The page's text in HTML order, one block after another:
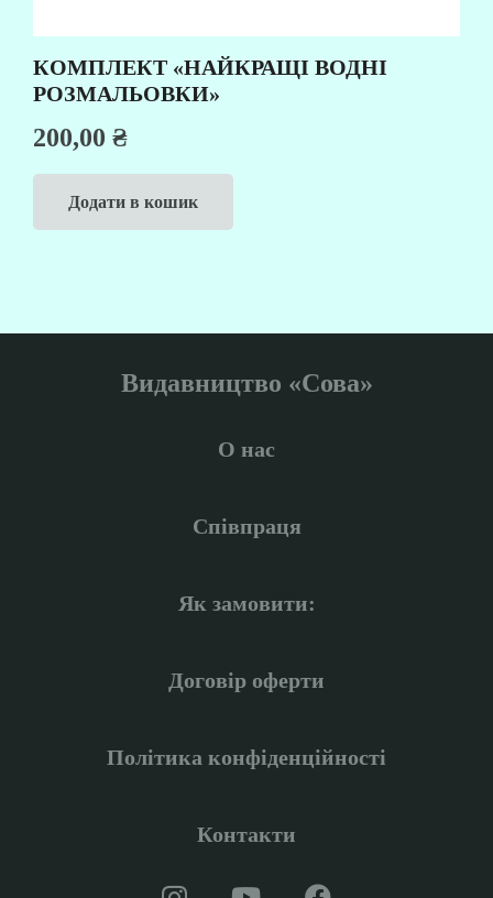
КОМПЛЕКТ «НАЙКРАЩІ ВОДНІ
РОЗМАЛЬОВКИ»
200,00 ₴
Додати в кошик
Видавництво «Сова»
О нас
Співпраця
Як замовити:
Договір оферти
Політика конфіденційності
Контакти